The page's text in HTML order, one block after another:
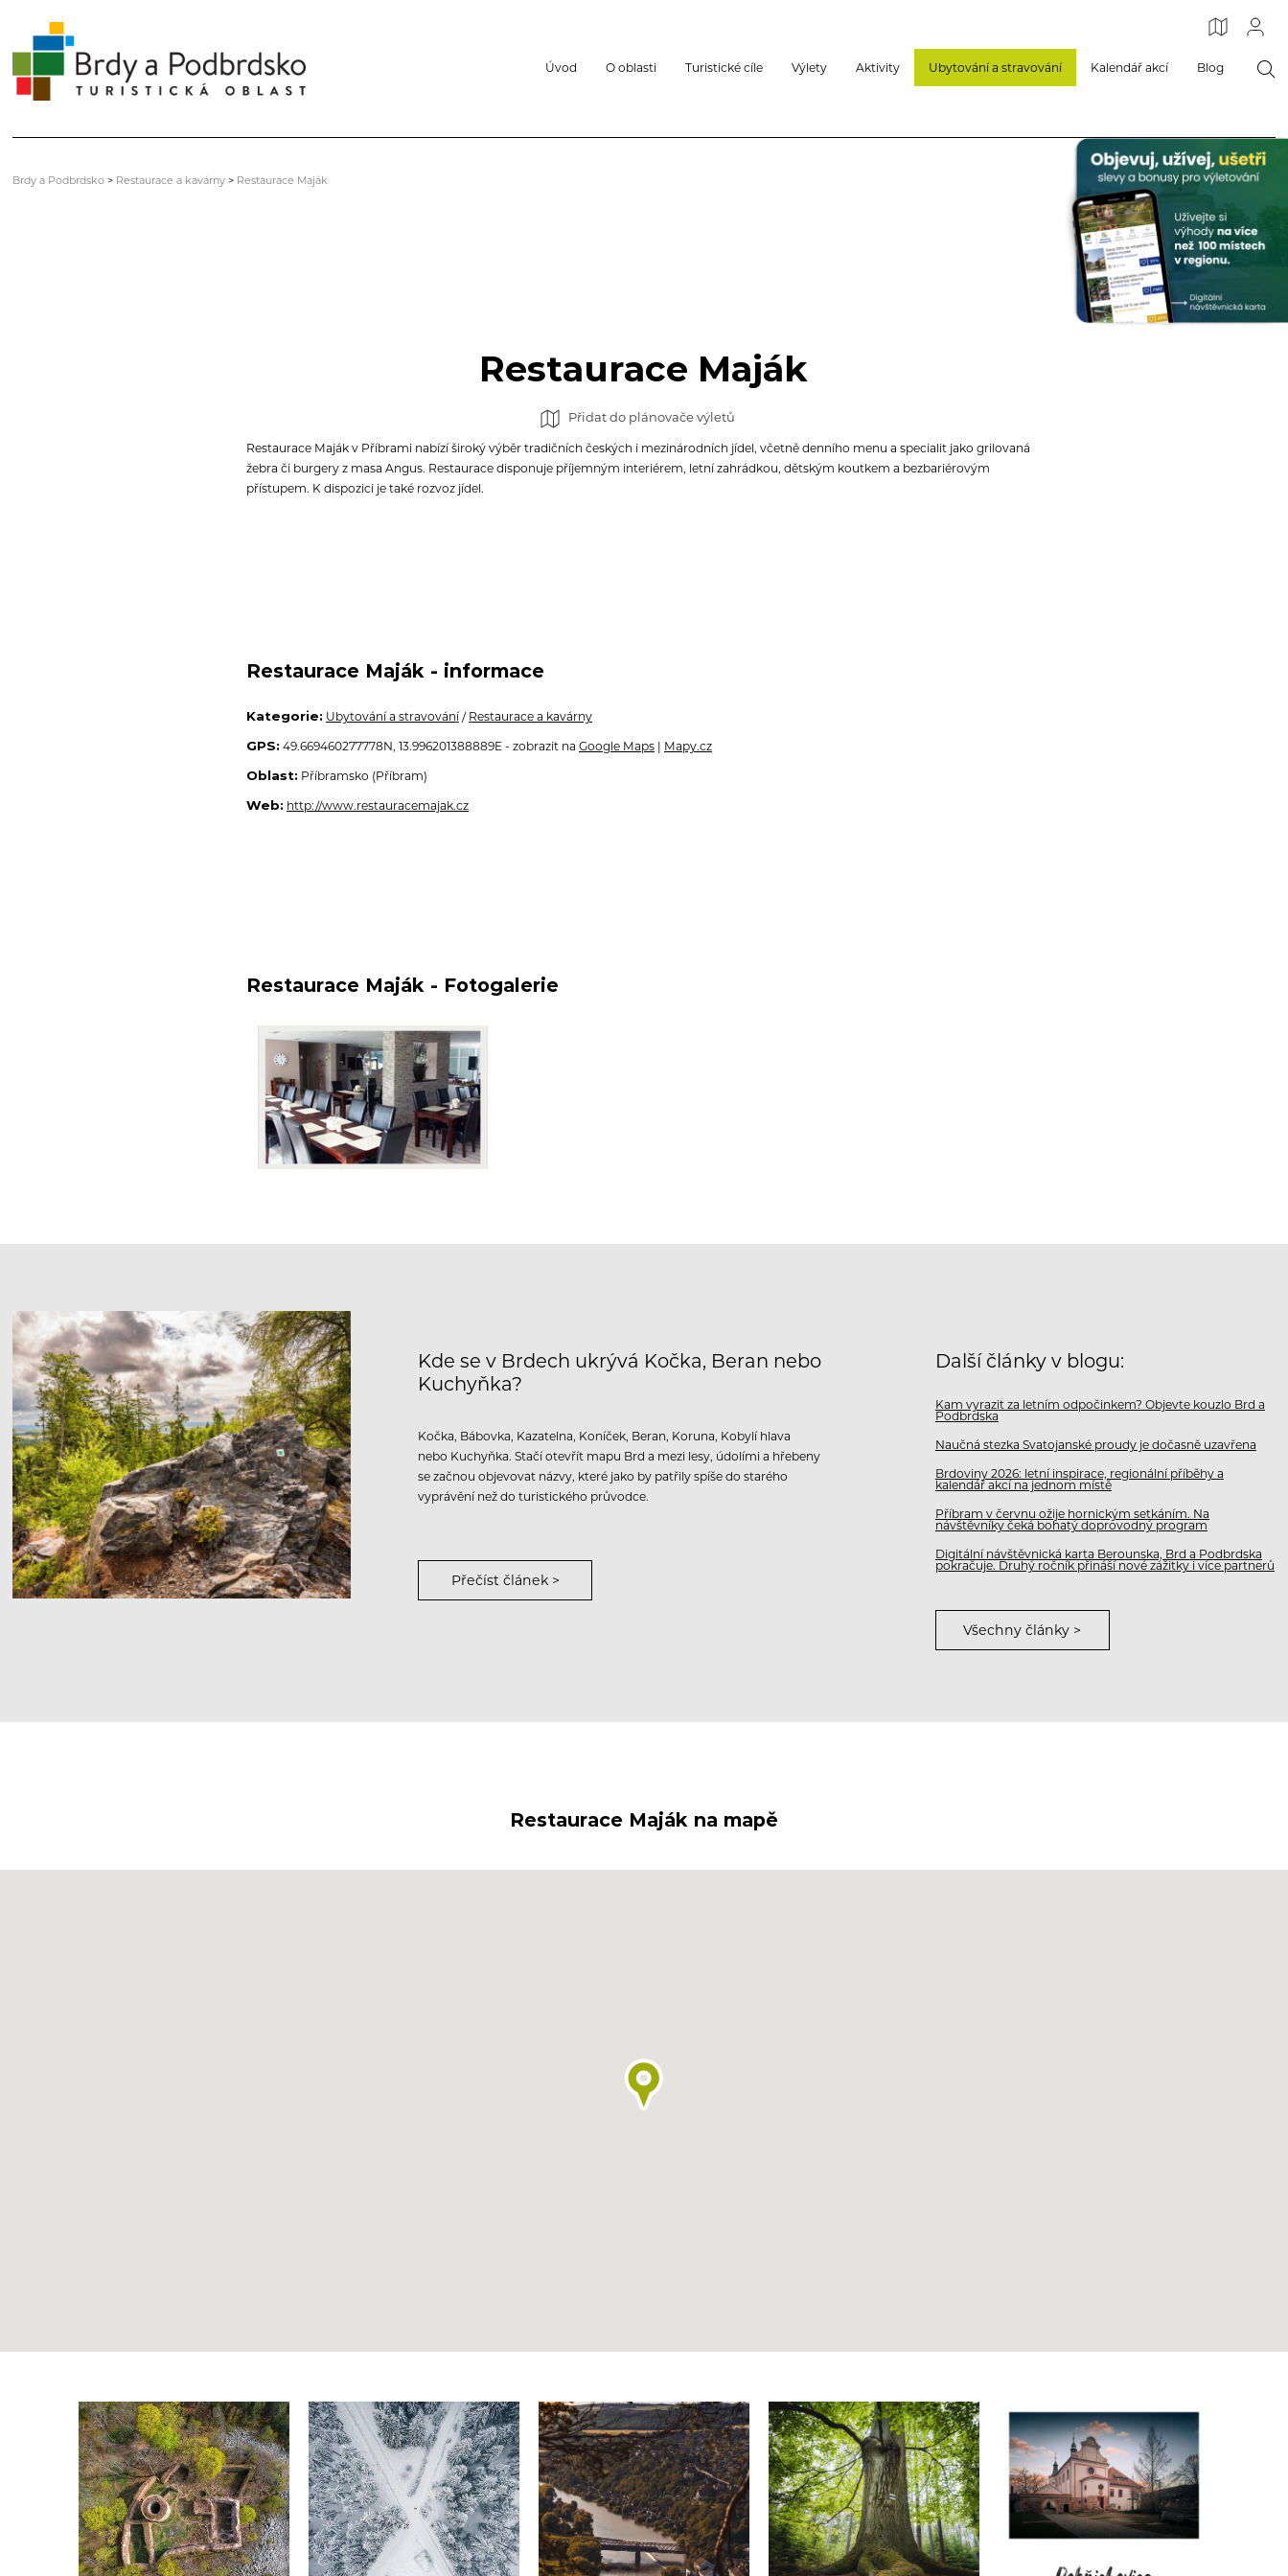
Úvod O oblasti Turistické cíle Výlety Aktivity Ubytování a stravování Kalendář akcí Blog
Brdy a Podbrdsko > Restaurace a kavárny > Restaurace Maják
Restaurace Maják
Přidat do plánovače výletů
Restaurace Maják v Příbrami nabízí široký výběr tradičních českých i mezinárodních jídel, včetně denního menu a specialit jako grilovaná
žebra či burgery z masa Angus. Restaurace disponuje příjemným interiérem, letní zahrádkou, dětským koutkem a bezbariérovým
přístupem. K dispozici je také rozvoz jídel.
Restaurace Maják - informace
Kategorie: Ubytování a stravování/ Restaurace a kavárny
GPS: 49.669460277778N, 13.996201388889E - zobrazit na Google Maps | Mapy.cz
Oblast: Příbramsko (Příbram)
Web: http://www.restauracemajak.cz
Restaurace Maják - Fotogalerie
Kde se v Brdech ukrývá Kočka, Beran nebo
Kuchyňka?
Kočka, Bábovka, Kazatelna, Koníček, Beran, Koruna, Kobylí hlava
nebo Kuchyňka. Stačí otevřít mapu Brd a mezi lesy, údolími a hřebeny
se začnou objevovat názvy, které jako by patřily spíše do starého
vyprávění než do turistického průvodce.
Přečíst článek >
Další články v blogu:
Kam vyrazit za letním odpočinkem? Objevte kouzlo Brd a
Podbrdska
Naučná stezka Svatojanské proudy je dočasně uzavřena
Brdoviny 2026: letní inspirace, regionální příběhy a
kalendář akcí na jednom místě
Příbram v červnu ožije hornickým setkáním. Na
návštěvníky čeká bohatý doprovodný program
Digitální návštěvnická karta Berounska, Brd a Podbrdska
pokračuje. Druhý ročník přináší nové zážitky i více partnerů
Všechny články >
Restaurace Maják na mapě